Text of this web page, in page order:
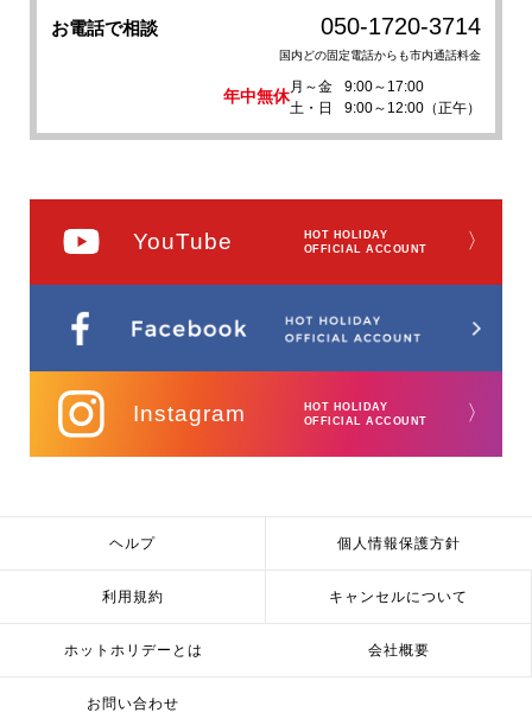
お電話で相談 050-1720-3714
国内どの固定電話からも市内通話料金
年中無休
月～金
9:00～17:00
土・日
9:00～12:00（正午）
YouTube
HOT HOLIDAY
OFFICIAL ACCOUNT
〉
Instagram
HOT HOLIDAY
OFFICIAL ACCOUNT
〉
ヘルプ 個人情報保護方針
利用規約 キャンセルについて
ホットホリデーとは 会社概要
お問い合わせ